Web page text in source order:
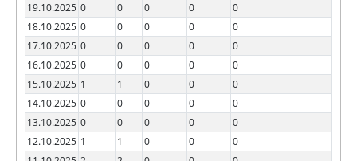
19.10.2025 0 0 0 0
0
18.10.2025 0 0 0 0
0
17.10.2025 0 0 0 0
0
16.10.2025 0 0 0 0
0
15.10.2025 1 1 0 0
0
14.10.2025 0 0 0 0
0
13.10.2025 0 0 0 0
0
12.10.2025 1 1 0 0
0